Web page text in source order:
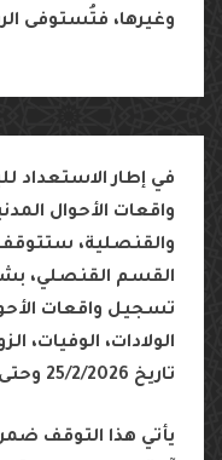
وغيرها، فتُستوفى
في إطار الاستعداد
واقعات الأحوال
والقنصلية،
القسم القنصلي،
تسجيل واقعات
الولادات، الوفيات،
تاريخ
وحتى
يأتي هذا التوقف